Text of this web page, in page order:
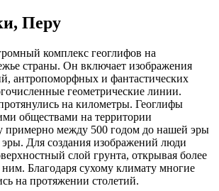
Перу
комплекс геоглифов на
страны. Он включает изображения
антропоморфных и фантастических
геометрические линии.
на километры. Геоглифы
обществами на территории
примерно между 500 годом до нашей эры
Для создания изображений люди
слой грунта, открывая более
Благодаря сухому климату многие
на протяжении столетий.